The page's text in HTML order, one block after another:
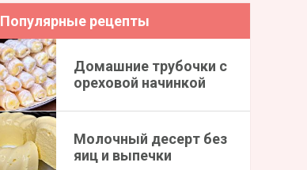
Популярные рецепты
Домашние трубочки с
ореховой начинкой
Молочный десерт без
яиц и выпечки